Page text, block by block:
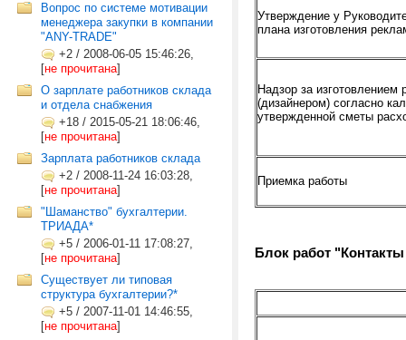
Вопрос по системе мотивации
менеджера закупки в компании
"ANY-TRADE"
+2 / 2008-06-05 15:46:26,
[не прочитана]
О зарплате работников склада
и отдела снабжения
+18 / 2015-05-21 18:06:46,
[не прочитана]
Зарплата работников склада
+2 / 2008-11-24 16:03:28,
[не прочитана]
"Шаманство" бухгалтерии.
ТРИАДА*
+5 / 2006-01-11 17:08:27,
[не прочитана]
Существует ли типовая
структура бухгалтерии?*
+5 / 2007-11-01 14:46:55,
[не прочитана]
Утверждение у
плана изготовления
Надзор за
(дизайнером) согласно
утвержденной сметы
Приемка работы
Блок работ